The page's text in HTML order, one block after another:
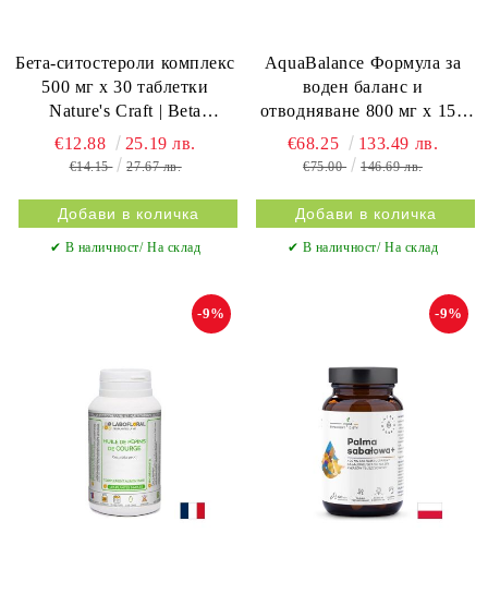
Бета-ситостероли комплекс
500 мг х 30 таблетки
Nature's Craft | Beta
Sitosterol Complex
€12.88 25.19 лв.
€14.15 27.67 лв.
✔ В наличност/ На склад
AquaBalance Формула за
воден баланс и
отводняване 800 мг х 150
капсули NATUGENA
€68.25 133.49 лв.
€75.00 146.69 лв.
✔ В наличност/ На склад
-9% -9%